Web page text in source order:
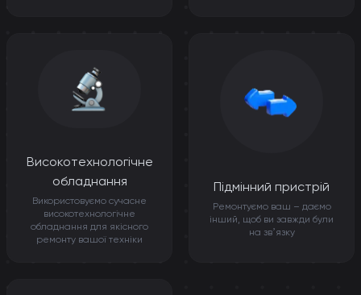
Високотехнологічне
обладнання
Використовуємо сучасне
високотехнологічне
обладнання для якісного
ремонту вашої техніки
Підмінний пристрій
Ремонтуємо ваш – даємо
інший, щоб ви завжди були
на звʼязку